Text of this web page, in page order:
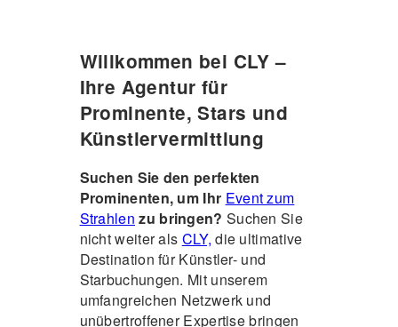
Willkommen bei CLY –
Ihre Agentur für
Prominente, Stars und
Künstlervermittlung
Suchen Sie den perfekten
Prominenten, um Ihr Event zum
Strahlen zu bringen? Suchen Sie
nicht weiter als CLY, die ultimative
Destination für Künstler- und
Starbuchungen. Mit unserem
umfangreichen Netzwerk und
unübertroffener Expertise bringen